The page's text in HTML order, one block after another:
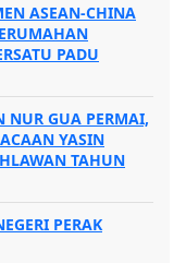
ASEAN-CHINA
PADU
NUR GUA PERMAI,
YASIN
TAHUN
PERAK